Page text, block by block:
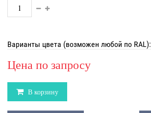
Варианты цвета (возможен любой по RAL):
Цена по запросу
В корзину